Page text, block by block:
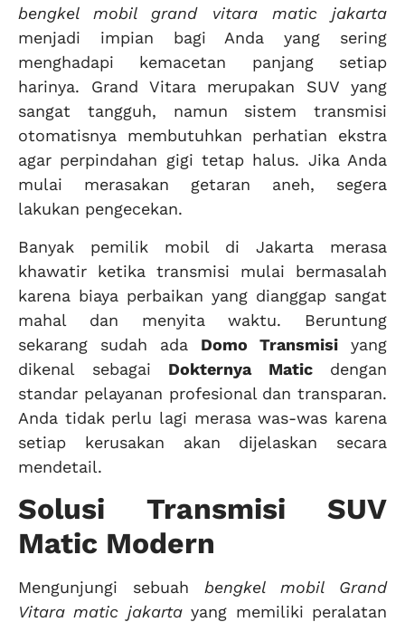
bengkel mobil grand vitara matic jakarta
menjadi impian bagi Anda yang sering
menghadapi kemacetan panjang setiap
harinya. Grand Vitara merupakan SUV yang
sangat tangguh, namun sistem transmisi
otomatisnya membutuhkan perhatian ekstra
agar perpindahan gigi tetap halus. Jika Anda
mulai merasakan getaran aneh, segera
lakukan pengecekan.
Banyak pemilik mobil di Jakarta merasa
khawatir ketika transmisi mulai bermasalah
karena biaya perbaikan yang dianggap sangat
mahal dan menyita waktu. Beruntung
sekarang sudah ada Domo Transmisi yang
dikenal sebagai Dokternya Maticdengan
standar pelayanan profesional dan transparan.
Anda tidak perlu lagi merasa was-was karena
setiap kerusakan akan dijelaskan secara
mendetail.
Solusi Transmisi SUV
Matic Modern
Mengunjungi sebuah bengkel mobil Grand
Vitara matic jakartayang memiliki peralatan